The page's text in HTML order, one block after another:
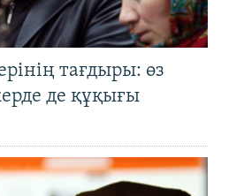
тағдыры: өз
де құқығы